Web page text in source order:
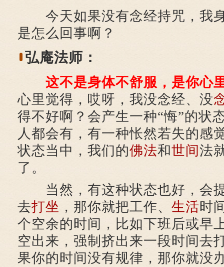
今天如果没有念经持咒，我
是怎么回事啊？
弘庵法师：
这不是身体不舒服，是你心
心里觉得，哎呀，我没念经、没
得不好啊？会产生一种“悔”的状
人都会有，有一种怅然若失的感
状态当中，我们的佛法和世间法
了。
当然，有这种状态也好，会
去打坐 ，那你就把工作、 生活时
个空余的时间，比如下班后或早
空出来，强制挤出来一段时间去
果你的时间没有规律，那你就没